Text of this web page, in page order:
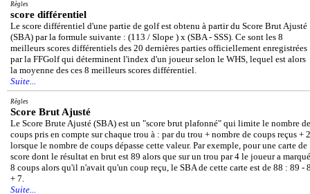
Règles
score différentiel
Le score différentiel d'une partie de golf est obtenu à partir du Score Brut Ajusté
(SBA) par la formule suivante : (113 / Slope ) x (SBA - SSS). Ce sont les 8
meilleurs scores différentiels des 20 dernières parties officiellement enregistrées
par la FFGolf qui déterminent l'index d'un joueur selon le WHS, lequel est alors
la moyenne des ces 8 meilleurs scores différentiel.
Suite...
Règles
Score Brut Ajusté
Le Score Brute Ajusté (SBA) est un "score brut plafonné" qui limite le nombre de
coups pris en compte sur chaque trou à : par du trou + nombre de coups reçus + 2
lorsque le nombre de coups dépasse cette valeur. Par exemple, pour une carte de
score dont le résultat en brut est 89 alors que sur un trou par 4 le joueur a marqué
8 coups alors qu'il n'avait qu'un coup reçu, le SBA de cette carte est de 88 : 89 -
+ 7.
Suite...